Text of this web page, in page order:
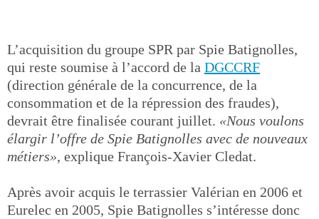
L’acquisition du groupe SPR par Spie Batignolles,
qui reste soumise à l’accord de la DGCCRF
(direction générale de la concurrence, de la
consommation et de la répression des fraudes),
devrait être finalisée courant juillet. «Nous voulons
élargir l’offre de Spie Batignolles avec de nouveaux
métiers», explique François-Xavier Cledat.
Après avoir acquis le terrassier Valérian en 2006 et
Eurelec en 2005, Spie Batignolles s’intéresse donc